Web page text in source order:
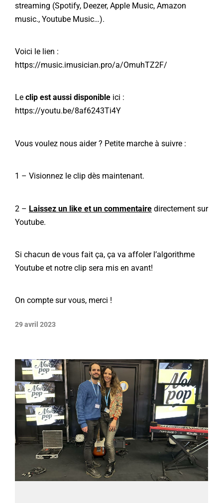
streaming (Spotify, Deezer, Apple Music, Amazon
music., Youtube Music…).
Voici le lien :
https://music.imusician.pro/a/OmuhTZ2F/
Le clip est aussi disponible ici :
https://youtu.be/8af6243Ti4Y
Vous voulez nous aider ? Petite marche à suivre :
1 – Visionnez le clip dès maintenant.
2 – Laissez un like et un commentaire directement sur
Youtube.
Si chacun de vous fait ça, ça va affoler l’algorithme
Youtube et notre clip sera mis en avant!
On compte sur vous, merci !
29 avril 2023